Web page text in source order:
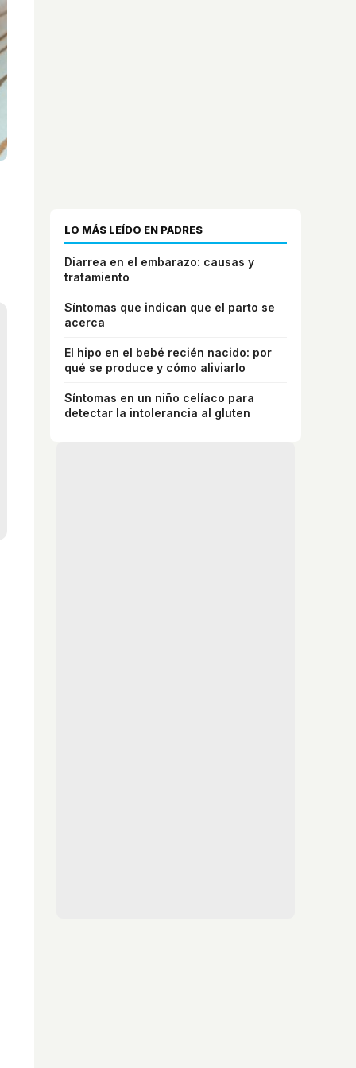
LO MÁS LEÍDO EN PADRES
Diarrea en el embarazo: causas y
tratamiento
Síntomas que indican que el parto se
acerca
El hipo en el bebé recién nacido: por
qué se produce y cómo aliviarlo
Síntomas en un niño celíaco para
detectar la intolerancia al gluten